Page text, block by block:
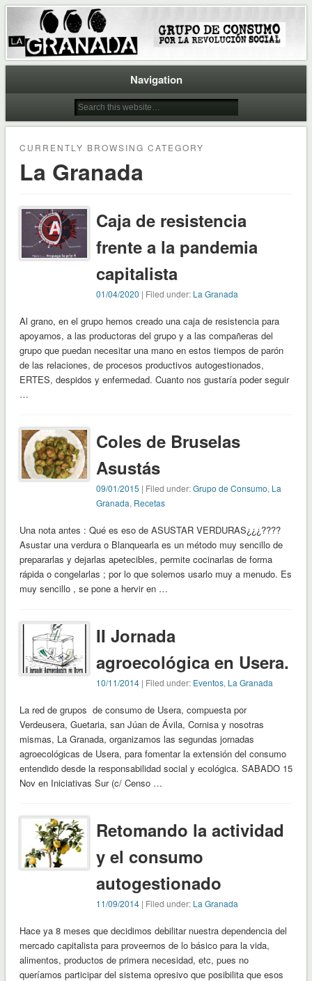
La Granada
Grupo de consumo combativo.
Navigation
CURRENTLY BROWSING CATEGORY
La Granada
Caja de resistencia
frente a la pandemia
capitalista
01/04/2020 | Filed under: La Granada
Al grano, en el grupo hemos creado una caja de resistencia para
apoyarnos, a las productoras del grupo y a las compañeras del
grupo que puedan necesitar una mano en estos tiempos de parón
de las relaciones, de procesos productivos autogestionados,
ERTES, despidos y enfermedad. Cuanto nos gustaría poder seguir
…
Coles de Bruselas
Asustás
09/01/2015 | Filed under:Grupo de Consumo, La
Granada, Recetas
Una nota antes : Qué es eso de ASUSTAR VERDURAS¿¿¿????
Asustar una verdura o Blanquearla es un método muy sencillo de
prepararlas y dejarlas apetecibles, permite cocinarlas de forma
rápida o congelarlas ; por lo que solemos usarlo muy a menudo. Es
muy sencillo , se pone a hervir en …
II Jornada
agroecológica en Usera.
10/11/2014 | Filed under: Eventos, La Granada
La red de grupos de consumo de Usera, compuesta por
Verdeusera, Guetaria, san Júan de Ávila, Cornisa y nosotras
mismas, La Granada, organizamos las segundas jornadas
agroecológicas de Usera, para fomentar la extensión del consumo
entendido desde la responsabilidad social y ecológica. SABADO 15
Nov en Iniciativas Sur (c/ Censo …
Retomando la actividad
y el consumo
autogestionado
11/09/2014 | Filed under: La Granada
Hace ya 8 meses que decidimos debilitar nuestra dependencia del
mercado capitalista para proveernos de lo básico para la vida,
alimentos, productos de primera necesidad, etc, pues no
queríamos participar del sistema opresivo que posibilita que esos